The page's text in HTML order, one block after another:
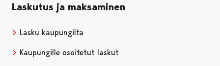
Laskutus ja maksaminen
Lasku kaupungilta
Kaupungille osoitetut laskut